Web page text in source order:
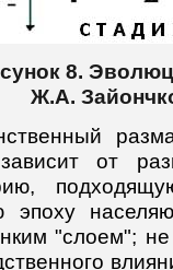
8.
Ж.А.
от
эпоху
"слоем";